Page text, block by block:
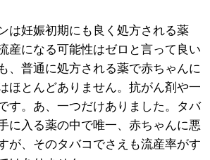
は妊娠初期にも良く処方される薬
産になる可能性はゼロと言って良い
、普通に処方される薬で赤ちゃんに
ほとんどありません。抗がん剤や一
す。あ、一つだけありました。タバ
に入る薬の中で唯一、赤ちゃんに悪
が、そのタバコでさえも流産率がす